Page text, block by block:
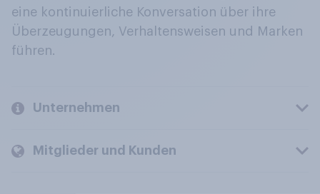
eine kontinuierliche Konversation über ihre
Überzeugungen, Verhaltensweisen und Marken
führen.
Unternehmen
Mitglieder und Kunden